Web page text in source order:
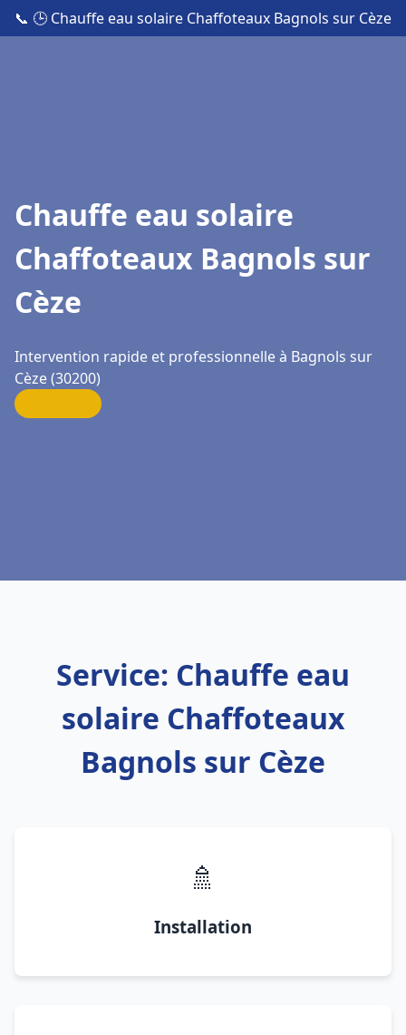
📞 🕒 Chauffe eau solaire Chaffoteaux Bagnols sur Cèze
Chauffe eau solaire
Chaffoteaux Bagnols sur
Cèze
Intervention rapide et professionnelle à Bagnols sur
Cèze (30200)
Service: Chauffe eau
solaire Chaffoteaux
Bagnols sur Cèze
🚿
Installation